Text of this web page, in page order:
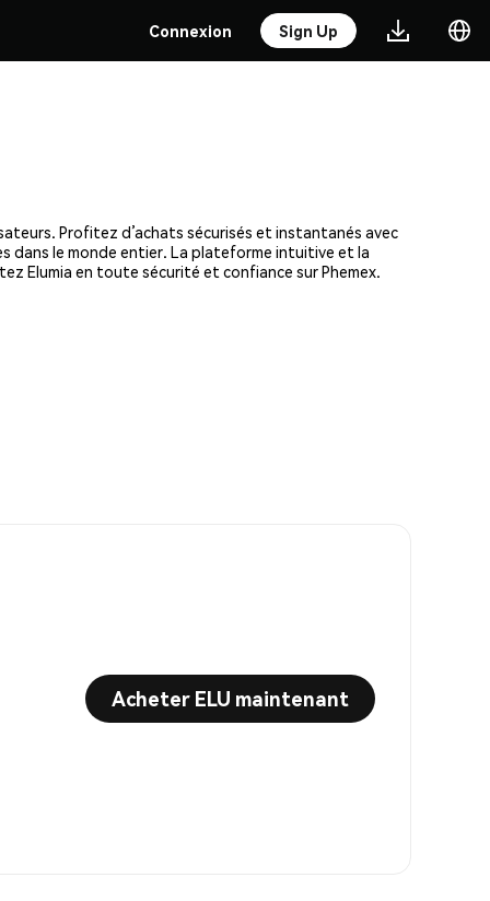
Connexion Sign Up
Profitez d’achats sécurisés et instantanés avec
dans le monde entier. La plateforme intuitive et la
Elumia en toute sécurité et confiance sur Phemex.
Acheter ELU maintenant